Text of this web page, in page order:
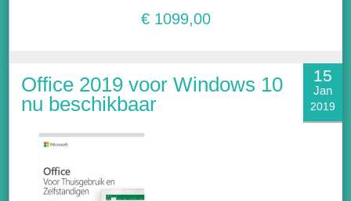
€ 1099,00
15
Jan
2019
Office 2019 voor Windows 10
nu beschikbaar